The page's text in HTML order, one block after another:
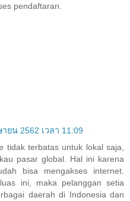
pendaftaran.
ายน 2562 เวลา 11:09
tidak terbatas untuk lokal saja,
pasar global. Hal ini karena
bisa mengakses internet.
ini, maka pelanggan setia
daerah di Indonesia dan